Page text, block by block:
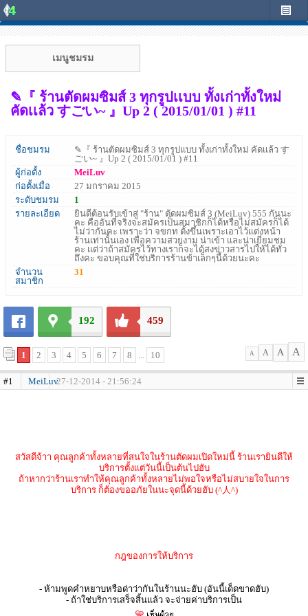
เมนูชมรม
✎『 ร้านตัดผมซิมส์ 3 ทุกรูปเเบบ ทั้งเก่าทั้งใหม่
คัดเเล้ว すごい~ 』Up 2 ( 2015/01/01 ) #11
ชื่อชมรม
✎『 ร้านตัดผมซิมส์ 3 ทุกรูปเเบบ ทั้งเก่าทั้งใหม่ คัดเเล้ว す
ごい~ 』Up 2 ( 2015/01/01 ) #11
ผู้ก่อตั้ง
MeiLuv
ก่อตั้งเมื่อ
27 มกราคม 2015
ระดับชมรม
1
รายละเอียด
ยินดีต้อนรับเข้าสู่ "ร้าน" ตัดผมซิมส์ 3 (MeiLuv) 555 กันนะ
คะ คืออันที่จริงจะสมัครเป็นสมาชิกก็ได้หรือไม่สมัครก็ได้
ไม่ว่ากันคะ เพราะว่า จขกท ตั้งขึ้นเพราะเอาไว้เเต่งหน้า
ร้านเท่านั้นเอง เพื่อความสวยงาม น่าเข้า เเละน่าเยี่ยมชม
คะ เเต่ว่าถ้าสมัครไว้ทางเราก็จะได้สงข่าวสารไปให้ได้ทั่ว
ถึงคะ ขอบคุณที่ใช่บริการร้านข้าเล็กๆนี้ด้วยนะคะ
จำนวน
สมาชิก
31
192 459
1 2 3 4 5 6 7 8 ... 10 A A A A
#1 MeiLuv27-12-2014 - 21:56:24
สวัสดีจ้าา คุณลูกค้าทั้งหลายที่สนใจในร้านตัดผมเปิดใหม่นี้ ร้านเรายินดีให้
บริการตั้งเเต่วันนี้เป็นต้นไปฮับ
ถ้าหากว่าร้านเราทำให้คุณลูกค้าทั้งหลายไม่พอใจหรือไม่สบายใจในการ
บริการ ก็ต้องขออภัยในนะจุดนี้ด้วยฮับ (^人^)
กฎของการให้บริการ
- ห้ามพูดคำหยาบหรือด่าว่ากันในร้านนะฮับ (อันนี้เด็ดขาดฮับ)
- ถ้าใช่บริการเสร็จสิ้นเเล้ว จะจ่ายค่าบริการเป็น